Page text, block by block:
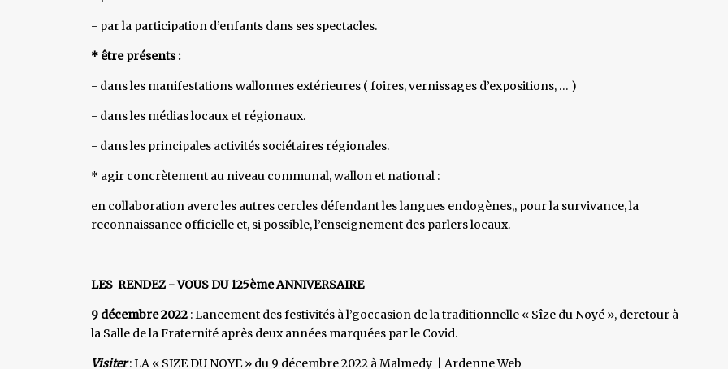
- par la participation d’enfants dans ses spectacles.
* être présents :
- dans les manifestations wallonnes extérieures ( foires, vernissages d’expositions, … )
- dans les médias locaux et régionaux.
- dans les principales activités sociétaires régionales.
* agir concrètement au niveau communal, wallon et national :
en collaboration averc les autres cercles défendant les langues endogènes,, pour la survivance, la
reconnaissance officielle et, si possible, l’enseignement des parlers locaux.
-----------------------------------------------
LES RENDEZ - VOUS DU 125ème ANNIVERSAIRE
9 décembre 2022 : Lancement des festivités à l’goccasion de la traditionnelle « Sîze du Noyé », deretour à
la Salle de la Fraternité après deux années marquées par le Covid.
Visiter : LA « SIZE DU NOYE » du 9 décembre 2022 à Malmedy | Ardenne Web